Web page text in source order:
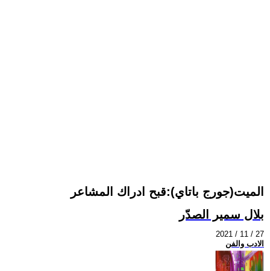
الميت(جورج باتاي):قبح ادراك المشاعر
بلال سمير الصدّر
2021 / 11 / 27
الادب والفن